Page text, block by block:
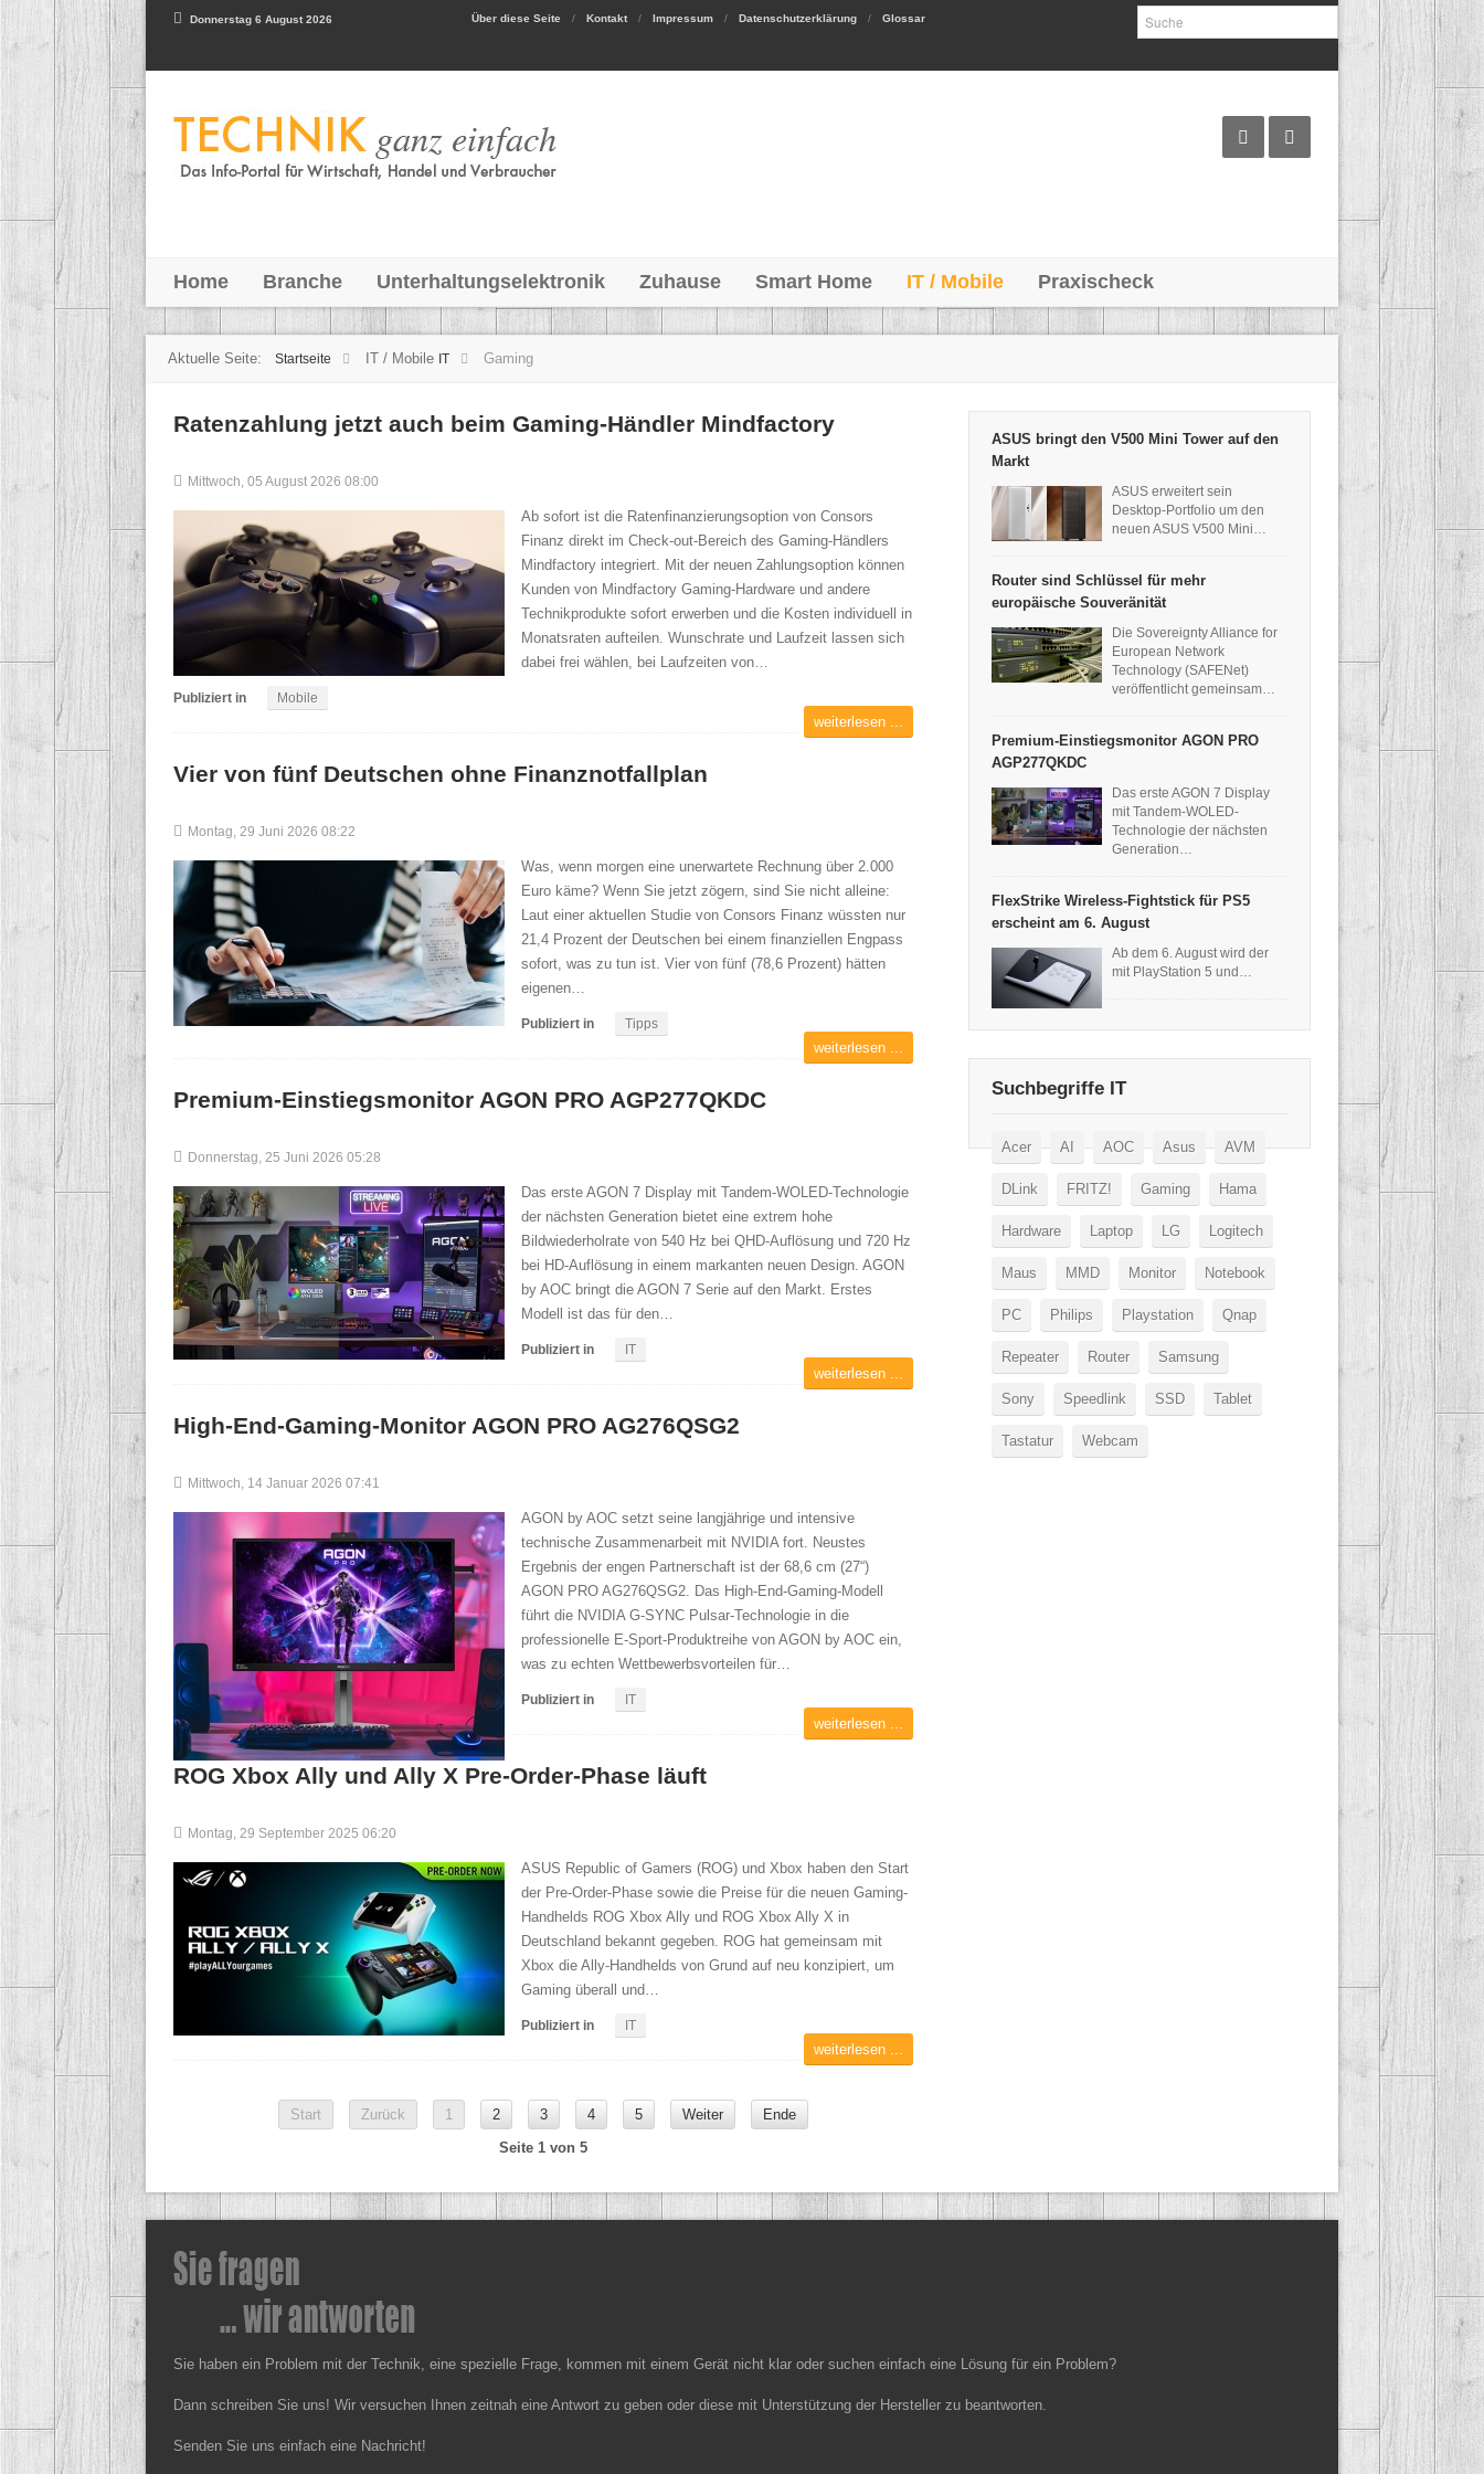
Donnerstag 6 August 2026 Über diese Seite Kontakt Impressum Datenschutzerklärung Glossar
Home Branche Unterhaltungselektronik Zuhause Smart Home IT / Mobile Praxischeck
Aktuelle Seite: Startseite IT / Mobile IT Gaming
Ratenzahlung jetzt auch beim Gaming-Händler Mindfactory
Mittwoch, 05 August 2026 08:00
Ab sofort ist die Ratenfinanzierungsoption von Consors
Finanz direkt im Check-out-Bereich des Gaming-Händlers
Mindfactory integriert. Mit der neuen Zahlungsoption können
Kunden von Mindfactory Gaming-Hardware und andere
Technikprodukte sofort erwerben und die Kosten individuell in
Monatsraten aufteilen. Wunschrate und Laufzeit lassen sich
dabei frei wählen, bei Laufzeiten von…
Publiziert in Mobile
weiterlesen ...
Vier von fünf Deutschen ohne Finanznotfallplan
Montag, 29 Juni 2026 08:22
Was, wenn morgen eine unerwartete Rechnung über 2.000
Euro käme? Wenn Sie jetzt zögern, sind Sie nicht alleine:
Laut einer aktuellen Studie von Consors Finanz wüssten nur
21,4 Prozent der Deutschen bei einem finanziellen Engpass
sofort, was zu tun ist. Vier von fünf (78,6 Prozent) hätten
eigenen…
Publiziert in Tipps
weiterlesen ...
Premium-Einstiegsmonitor AGON PRO AGP277QKDC
Donnerstag, 25 Juni 2026 05:28
Das erste AGON 7 Display mit Tandem-WOLED-Technologie
der nächsten Generation bietet eine extrem hohe
Bildwiederholrate von 540 Hz bei QHD-Auflösung und 720 Hz
bei HD-Auflösung in einem markanten neuen Design. AGON
by AOC bringt die AGON 7 Serie auf den Markt. Erstes
Modell ist das für den…
Publiziert in IT
weiterlesen ...
High-End-Gaming-Monitor AGON PRO AG276QSG2
Mittwoch, 14 Januar 2026 07:41
AGON by AOC setzt seine langjährige und intensive
technische Zusammenarbeit mit NVIDIA fort. Neustes
Ergebnis der engen Partnerschaft ist der 68,6 cm (27“)
AGON PRO AG276QSG2. Das High-End-Gaming-Modell
führt die NVIDIA G-SYNC Pulsar-Technologie in die
professionelle E-Sport-Produktreihe von AGON by AOC ein,
was zu echten Wettbewerbsvorteilen für…
Publiziert in IT
weiterlesen ...
ROG Xbox Ally und Ally X Pre-Order-Phase läuft
Montag, 29 September 2025 06:20
ASUS Republic of Gamers (ROG) und Xbox haben den Start
der Pre-Order-Phase sowie die Preise für die neuen Gaming-
Handhelds ROG Xbox Ally und ROG Xbox Ally X in
Deutschland bekannt gegeben. ROG hat gemeinsam mit
Xbox die Ally-Handhelds von Grund auf neu konzipiert, um
Gaming überall und…
Publiziert in IT
weiterlesen ...
Start Zurück 1 2 3 4 5 Weiter
Ende
Seite 1 von 5
ASUS bringt den V500 Mini Tower auf den
Markt
ASUS erweitert sein
Desktop-Portfolio um den
neuen ASUS V500 Mini…
Router sind Schlüssel für mehr
europäische Souveränität
Die Sovereignty Alliance for
European Network
Technology (SAFENet)
veröffentlicht gemeinsam…
Premium-Einstiegsmonitor AGON PRO
AGP277QKDC
Das erste AGON 7 Display
mit Tandem-WOLED-
Technologie der nächsten
Generation…
FlexStrike Wireless-Fightstick für PS5
erscheint am 6. August
Ab dem 6. August wird der
mit PlayStation 5 und…
Suchbegriffe IT
Acer AI AOC Asus AVM
DLink FRITZ! Gaming Hama
Hardware Laptop LG Logitech
Maus MMD Monitor Notebook
PC Philips Playstation Qnap
Repeater Router Samsung
Sony Speedlink SSD Tablet
Tastatur Webcam
Sie haben ein Problem mit der Technik, eine spezielle Frage, kommen mit einem Gerät nicht klar oder suchen einfach eine Lösung für ein Problem?
Dann schreiben Sie uns! Wir versuchen Ihnen zeitnah eine Antwort zu geben oder diese mit Unterstützung der Hersteller zu beantworten.
Senden Sie uns einfach eine Nachricht!